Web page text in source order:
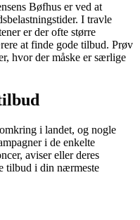
Bøfhus er ved at
I travle
er der ofte større
at finde gode tilbud. Prøv
hvor der måske er særlige
i landet, og nogle
i de enkelte
aviser eller deres
tilbud i din nærmeste